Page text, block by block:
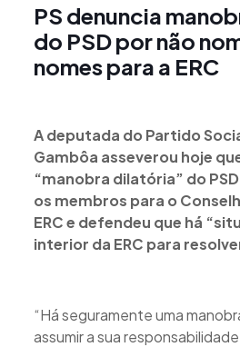
PS denuncia
do PSD por não
nomes para a ERC
A deputada do Partido
Gambôa asseverou hoje
“manobra dilatória” do
os membros para o
ERC e defendeu que há
interior da ERC para
“Há seguramente uma
assumir a sua